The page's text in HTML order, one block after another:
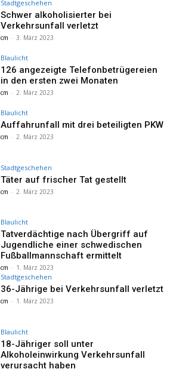
Stadtgeschehen
Schwer alkoholisierter bei
Verkehrsunfall verletzt
cm - 3. März 2023
Blaulicht
126 angezeigte Telefonbetrügereien
in den ersten zwei Monaten
cm - 2. März 2023
Blaulicht
Auffahrunfall mit drei beteiligten PKW
cm - 2. März 2023
Stadtgeschehen
Täter auf frischer Tat gestellt
cm - 2. März 2023
Blaulicht
Tatverdächtige nach Übergriff auf
Jugendliche einer schwedischen
Fußballmannschaft ermittelt
cm - 1. März 2023
Stadtgeschehen
36-Jährige bei Verkehrsunfall verletzt
cm - 1. März 2023
Blaulicht
18-Jähriger soll unter
Alkoholeinwirkung Verkehrsunfall
verursacht haben